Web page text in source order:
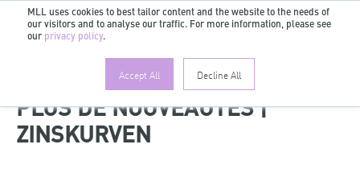
MLL uses cookies to best tailor content and the website to the needs of
our visitors and to analyse our traffic. For more information, please see
our privacy policy.
Accept All Decline All
FR
PLUS DE NOUVEAUTÉS |
ZINSKURVEN